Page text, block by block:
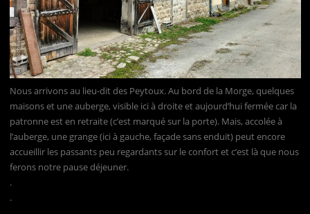
Nous arrivons au lieu-dit des Peytoux. Au bord de la Morge, quelques
maisons et une auberge, visible ici à droite et aujourd’hui fermée car la
patronne est en retraite (c’est marqué sur la porte). Mais, accolée à
l’auberge, une grange (ici à gauche, façade sans enduit) peut encore
accueillir les passants peu regardants sur le confort et c’est là que nous
ferons notre pause déjeuner.
.
.